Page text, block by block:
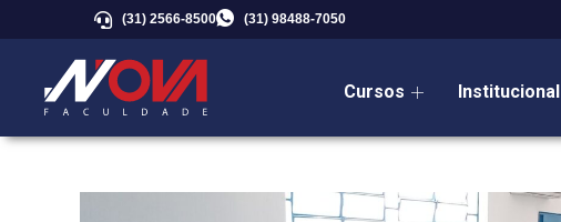
(31) 2566-8500 (31) 98488-7050
Cursos Institucional